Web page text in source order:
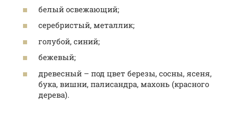
белый освежающий;
серебристый, металлик;
голубой, синий;
бежевый;
древесный – под цвет березы, сосны, ясеня,
бука, вишни, палисандра, махонь (красного
дерева).